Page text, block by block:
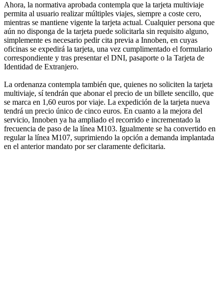
Ahora, la normativa aprobada contempla que la tarjeta multiviaje
permita al usuario realizar múltiples viajes, siempre a coste cero,
mientras se mantiene vigente la tarjeta actual. Cualquier persona que
aún no disponga de la tarjeta puede solicitarla sin requisito alguno,
simplemente es necesario pedir cita previa a Innoben, en cuyas
oficinas se expedirá la tarjeta, una vez cumplimentado el formulario
correspondiente y tras presentar el DNI, pasaporte o la Tarjeta de
Identidad de Extranjero.
La ordenanza contempla también que, quienes no soliciten la tarjeta
multiviaje, sí tendrán que abonar el precio de un billete sencillo, que
se marca en 1,60 euros por viaje. La expedición de la tarjeta nueva
tendrá un precio único de cinco euros. En cuanto a la mejora del
servicio, Innoben ya ha ampliado el recorrido e incrementado la
frecuencia de paso de la línea M103. Igualmente se ha convertido en
regular la línea M107, suprimiendo la opción a demanda implantada
en el anterior mandato por ser claramente deficitaria.